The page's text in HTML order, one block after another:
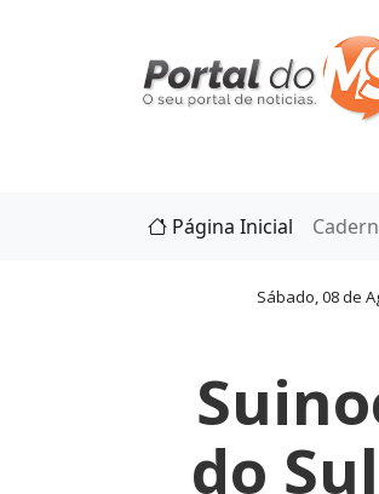
Página Inicial
Sábado, 08 de
do